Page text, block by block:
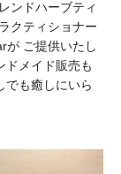
ンドハーブティ
クティショナー
が ご提供いたし
ドメイド販売も
でも癒しにいら